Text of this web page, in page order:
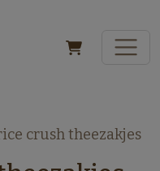
crush theezakjes